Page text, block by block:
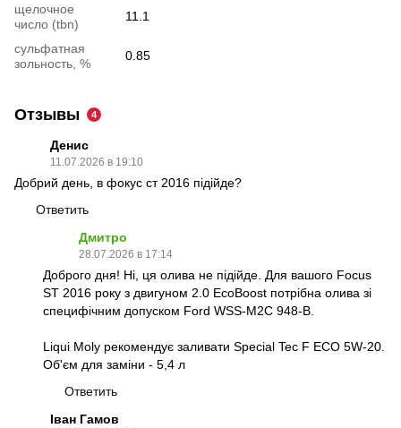
щелочное
число (tbn)
11.1
сульфатная
зольность, %
0.85
Отзывы 4
Денис
11.07.2026 в 19:10
Добрий день, в фокус ст 2016 підійде?
Ответить
Дмитро
28.07.2026 в 17:14
Доброго дня! Ні, ця олива не підійде. Для вашого Focus
ST 2016 року з двигуном 2.0 EcoBoost потрібна олива зі
специфічним допуском Ford WSS-M2C 948-B.
Liqui Moly рекомендує заливати Special Tec F ECO 5W-20.
Об'єм для заміни - 5,4 л
Ответить
Іван Гамов